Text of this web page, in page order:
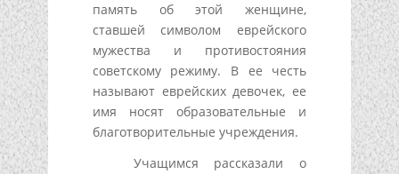
память об этой женщине,
ставшей символом еврейского
мужества и противостояния
советскому режиму. В ее честь
называют еврейских девочек, ее
имя носят образовательные и
благотворительные учреждения.
Учащимся рассказали о